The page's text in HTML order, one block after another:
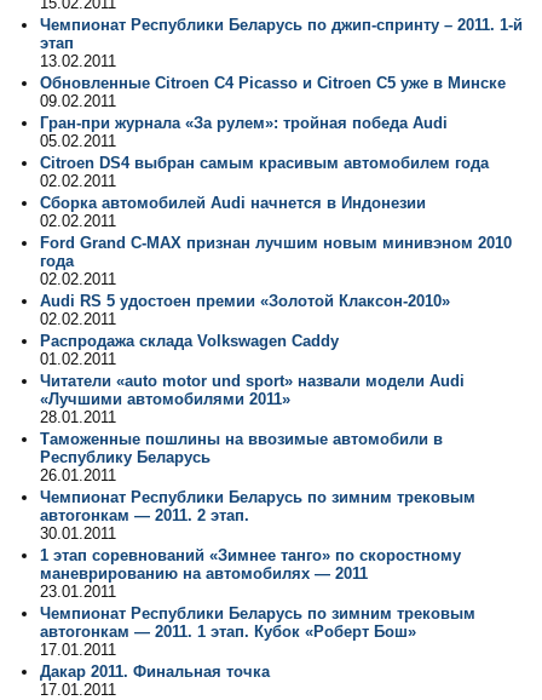
Чемпионат Республики Беларусь по джип-спринту – 2011. 1-й
этап
13.02.2011
Обновленные Citroen C4 Picasso и Citroen С5 уже в Минске
09.02.2011
Гран-при журнала «За рулем»: тройная победа Audi
05.02.2011
Citroen DS4 выбран самым красивым автомобилем года
02.02.2011
Сборка автомобилей Audi начнется в Индонезии
02.02.2011
Ford Grand C-MAX признан лучшим новым минивэном 2010
года
02.02.2011
Audi RS 5 удостоен премии «Золотой Клаксон-2010»
02.02.2011
Распродажа склада Volkswagen Caddy
01.02.2011
Читатели «auto motor und sport» назвали модели Audi
«Лучшими автомобилями 2011»
28.01.2011
Таможенные пошлины на ввозимые автомобили в
Республику Беларусь
26.01.2011
Чемпионат Республики Беларусь по зимним трековым
автогонкам — 2011. 2 этап.
30.01.2011
1 этап соревнований «Зимнее танго» по скоростному
маневрированию на автомобилях — 2011
23.01.2011
Чемпионат Республики Беларусь по зимним трековым
автогонкам — 2011. 1 этап. Кубок «Роберт Бош»
17.01.2011
Дакар 2011. Финальная точка
17.01.2011